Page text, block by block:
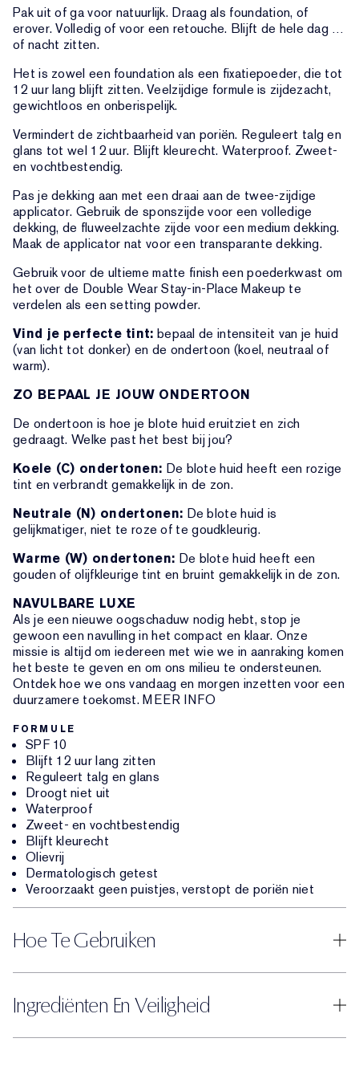
Pak uit of ga voor natuurlijk. Draag als foundation, of
erover. Volledig of voor een retouche. Blijft de hele dag …
of nacht zitten.
Het is zowel een foundation als een fixatiepoeder, die tot
12 uur lang blijft zitten. Veelzijdige formule is zijdezacht,
gewichtloos en onberispelijk.
Vermindert de zichtbaarheid van poriën. Reguleert talg en
glans tot wel 12 uur. Blijft kleurecht. Waterproof. Zweet-
en vochtbestendig.
Pas je dekking aan met een draai aan de twee-zijdige
applicator. Gebruik de sponszijde voor een volledige
dekking, de fluweelzachte zijde voor een medium dekking.
Maak de applicator nat voor een transparante dekking.
Gebruik voor de ultieme matte finish een poederkwast om
het over de Double Wear Stay-in-Place Makeup te
verdelen als een setting powder.
Vind je perfecte tint: bepaal de intensiteit van je huid
(van licht tot donker) en de ondertoon (koel, neutraal of
warm).
ZO BEPAAL JE JOUW ONDERTOON
De ondertoon is hoe je blote huid eruitziet en zich
gedraagt. Welke past het best bij jou?
Koele (C) ondertonen: De blote huid heeft een rozige
tint en verbrandt gemakkelijk in de zon.
Neutrale (N) ondertonen: De blote huid is
gelijkmatiger, niet te roze of te goudkleurig.
Warme (W) ondertonen: De blote huid heeft een
gouden of olijfkleurige tint en bruint gemakkelijk in de zon.
NAVULBARE LUXE
Als je een nieuwe oogschaduw nodig hebt, stop je
gewoon een navulling in het compact en klaar. Onze
missie is altijd om iedereen met wie we in aanraking komen
het beste te geven en om ons milieu te ondersteunen.
Ontdek hoe we ons vandaag en morgen inzetten voor een
duurzamere toekomst. MEER INFO
FORMULE
SPF 10
Blijft 12 uur lang zitten
Reguleert talg en glans
Droogt niet uit
Waterproof
Zweet- en vochtbestendig
Blijft kleurecht
Olievrij
Dermatologisch getest
Veroorzaakt geen puistjes, verstopt de poriën niet
Hoe Te Gebruiken
Ingrediënten En Veiligheid